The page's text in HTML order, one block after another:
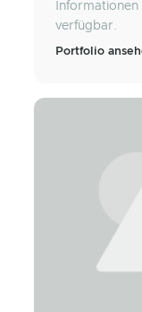
verfügbar.
Portfolio